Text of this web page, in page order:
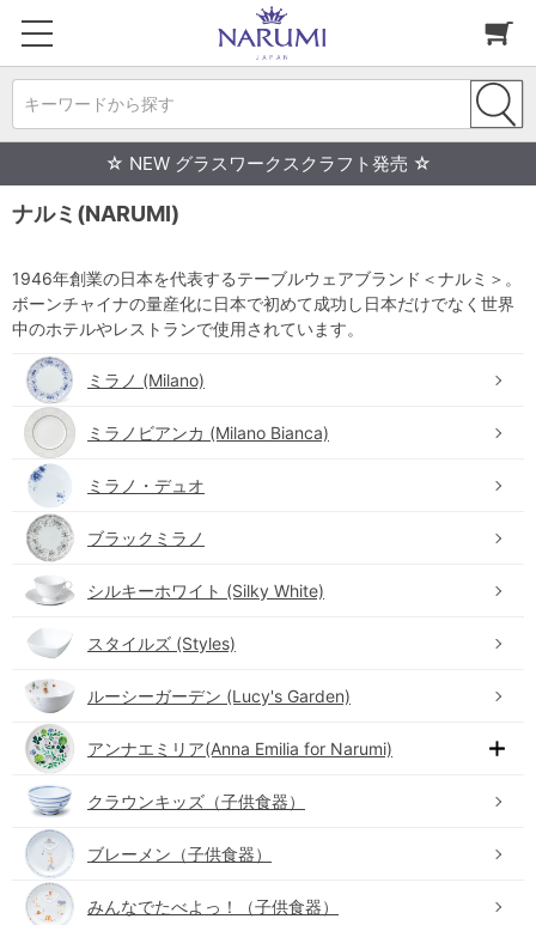
キーワードから探す
☆ NEW グラスワークスクラフト発売 ☆
ナルミ(NARUMI)
1946年創業の日本を代表するテーブルウェアブランド＜ナルミ＞。
ボーンチャイナの量産化に日本で初めて成功し日本だけでなく世界
中のホテルやレストランで使用されています。
ミラノ (Milano)
ミラノビアンカ (Milano Bianca)
ミラノ・デュオ
ブラックミラノ
シルキーホワイト (Silky White)
スタイルズ (Styles)
ルーシーガーデン (Lucy's Garden)
アンナエミリア(Anna Emilia for Narumi)
クラウンキッズ（子供食器）
ブレーメン（子供食器）
みんなでたべよっ！（子供食器）